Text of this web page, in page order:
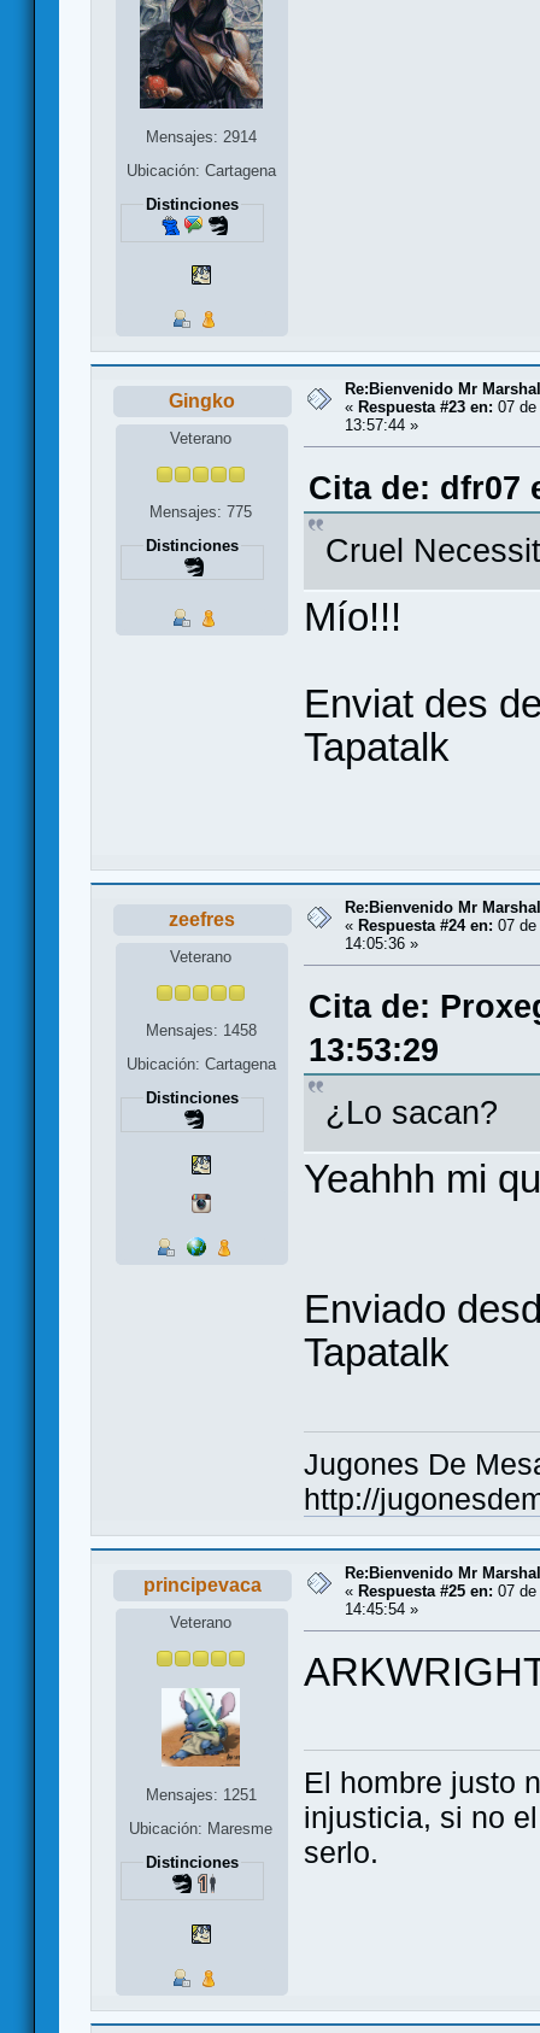
Mensajes: 2914
Ubicación: Cartagena
Distinciones
Gingko
Veterano
Mensajes: 775
Distinciones
Re:Bienvenido Mr
« Respuesta #23 en: 07
13:57:44 »
Cita de: dfr07
Cruel
Mío!!!
Enviat des
Tapatalk
zeefres
Veterano
Mensajes: 1458
Ubicación: Cartagena
Distinciones
Re:Bienvenido Mr
« Respuesta #24 en: 07
14:05:36 »
Cita de:
13:53:29
¿Lo sacan?
Yeahhh mi
Enviado
Tapatalk
Jugones De
http://
principevaca
Veterano
Mensajes: 1251
Ubicación: Maresme
Distinciones
Re:Bienvenido Mr
« Respuesta #25 en: 07
14:45:54 »
El hombre justo
injusticia, si no
serlo.